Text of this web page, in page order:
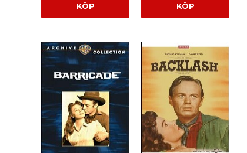
KÖP KÖP